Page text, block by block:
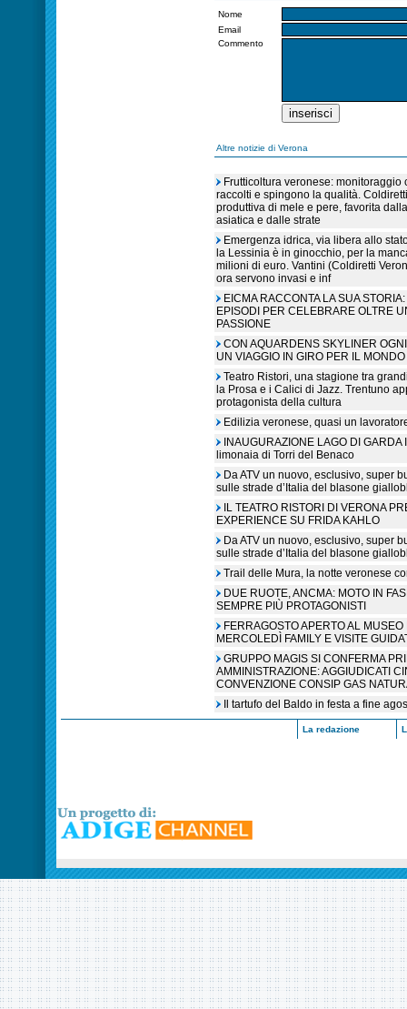
Nome
Email
Commento
Altre notizie di Verona
Frutticoltura veronese:
raccolti e spingono la qualità.
produttiva di mele e pere, favorita
asiatica e dalle strate
Emergenza idrica, via libera allo
la Lessinia è in ginocchio, per la
milioni di euro. Vantini (Coldiretti
ora servono invasi e inf
EICMA RACCONTA LA SUA
EPISODI PER CELEBRARE OLTRE
PASSIONE
CON AQUARDENS SKYLINER
UN VIAGGIO IN GIRO PER IL MONDO
Teatro Ristori, una stagione tra
la Prosa e i Calici di Jazz. Trentuno
protagonista della cultura
Edilizia veronese, quasi un
INAUGURAZIONE LAGO DI
limonaia di Torri del Benaco
Da ATV un nuovo, esclusivo, super
sulle strade d’Italia del blasone
IL TEATRO RISTORI DI VERONA
EXPERIENCE SU FRIDA KAHLO
Da ATV un nuovo, esclusivo, super
sulle strade d’Italia del blasone
Trail delle Mura, la notte veronese
DUE RUOTE, ANCMA: MOTO IN
SEMPRE PIÙ PROTAGONISTI
FERRAGOSTO APERTO AL
MERCOLEDÌ FAMILY E VISITE
GRUPPO MAGIS SI CONFERMA
AMMINISTRAZIONE: AGGIUDICATI
CONVENZIONE CONSIP GAS
Il tartufo del Baldo in festa a fine
La redazione